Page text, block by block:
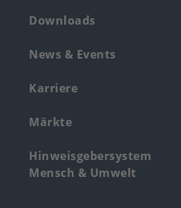
Downloads
News & Events
Karriere
Märkte
Hinweisgebersystem
Mensch & Umwelt